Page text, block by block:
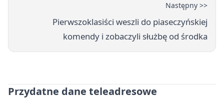
Następny >>
Pierwszoklasiści weszli do piaseczyńskiej
komendy i zobaczyli służbę od środka
Przydatne dane teleadresowe